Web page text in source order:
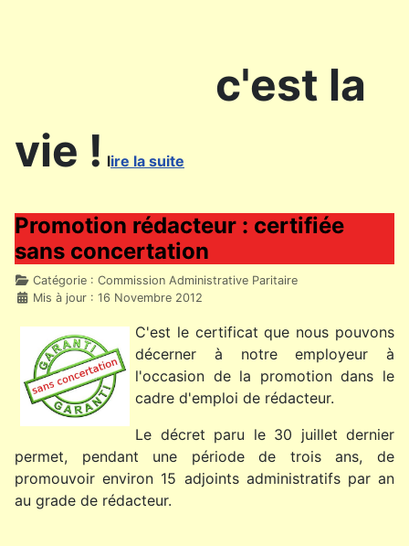
c'est la
vie ! lire la suite
Promotion rédacteur : certifiée
sans concertation
DétailsCatégorie : Commission Administrative Paritaire
Mis à jour : 16 Novembre 2012
C'est le certificat que nous pouvons
décerner à notre employeur à
l'occasion de la promotion dans le
cadre d'emploi de rédacteur.
Le décret paru le 30 juillet dernier
permet, pendant une période de trois ans, de
promouvoir environ 15 adjoints administratifs par an
au grade de rédacteur.